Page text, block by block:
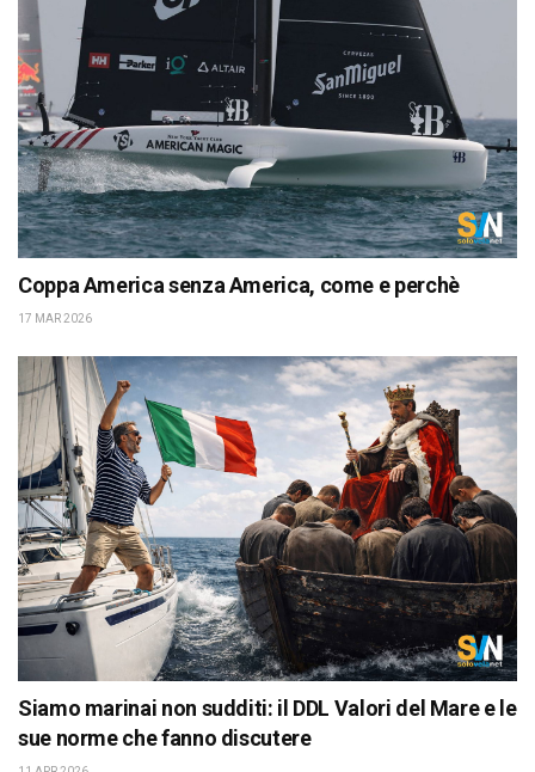
Coppa America senza America, come e perchè
17 MAR 2026
Siamo marinai non sudditi: il DDL Valori del Mare e le
sue norme che fanno discutere